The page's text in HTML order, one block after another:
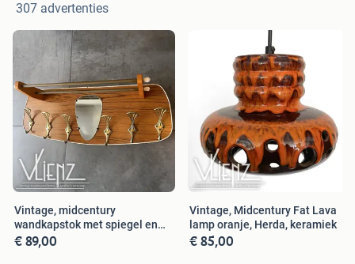
307 advertenties
Vintage, midcentury
wandkapstok met spiegel en
hoedenrek
€ 89,00
Vintage, Midcentury Fat Lava
lamp oranje, Herda, keramiek
€ 85,00